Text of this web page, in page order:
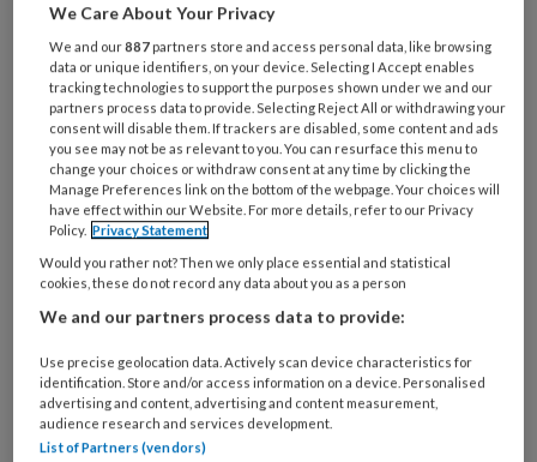
type 2, maar ook als gevolg van het
gebruik van (vaak) meerdere typen
medicatie en als bijwerking van
radiotherapiebehandeling voor
tumoren in het hoofd-halsgebied.
Doordat xerostomie subjectief van
aard is, is het een lastig te
kwantificeren symptoom.
PREMIUM
We Care About Your Privacy
We and our887 partners store and access personal data, like browsing
data or unique identifiers, on your device. Selecting I Accept enables
tracking technologies to support the purposes shown under we and our
partners process data to provide. Selecting Reject All or withdrawing your
consent will disable them. If trackers are disabled, some content and ads
you see may not be as relevant to you. You can resurface this menu to
change your choices or withdraw consent at any time by clicking the
Manage Preferences link on the bottom of the webpage. Your choices will
have effect within our Website. For more details, refer to our Privacy
Policy. Privacy Statement
Would you rather not? Then we only place essential and statistical
cookies, these do not record any data about you as a person
We and our partners process data to provide:
Use precise geolocation data. Actively scan device characteristics for
identification. Store and/or access information on a device. Personalised
advertising and content, advertising and content measurement,
audience research and services development.
List of Partners (vendors)